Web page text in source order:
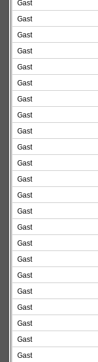
Gast
Gast
Gast
Gast
Gast
Gast
Gast
Gast
Gast
Gast
Gast
Gast
Gast
Gast
Gast
Gast
Gast
Gast
Gast
Gast
Gast
Gast
Gast